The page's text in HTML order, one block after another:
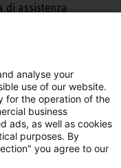
di assistenza
Instagram
analyse your
use of our website.
for the operation of the
business
ads, as well as cookies
purposes. By
you agree to our